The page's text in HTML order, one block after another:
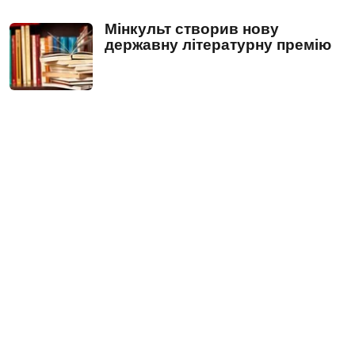
Мінкульт створив нову
державну літературну премію